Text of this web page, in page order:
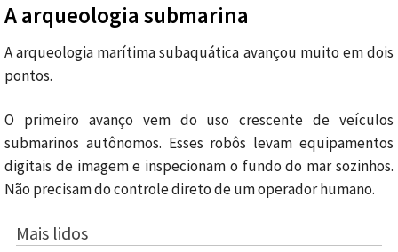
A arqueologia submarina
A arqueologia marítima subaquática avançou muito em dois
pontos.
O primeiro avanço vem do uso crescente de veículos
submarinos autônomos. Esses robôs levam equipamentos
digitais de imagem e inspecionam o fundo do mar sozinhos.
Não precisam do controle direto de um operador humano.
Mais lidos